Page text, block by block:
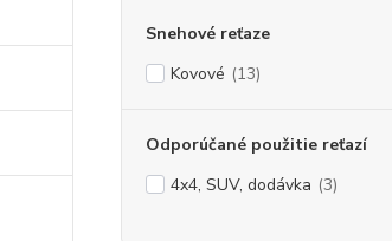
Snehové reťaze
Kovové (13)
Odporúčané použitie reťazí
4x4, SUV, dodávka (3)